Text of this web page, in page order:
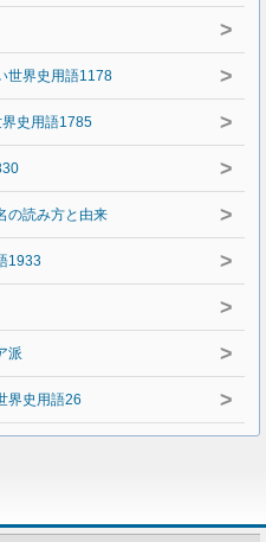
>
世界史用語1178 >
史用語1785 >
>
の読み方と由来 >
1933 >
>
派 >
史用語26 >